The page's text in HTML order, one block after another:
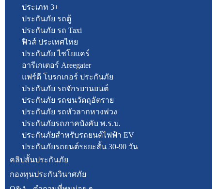
ประเภท 3+
ประกันภัย รถตู้
ประกันภัย รถ Taxi
ฟิวส์ ประเทศไทย
ประกันภัย ไชโยแคร์
อารีเกเตอร์ Areegater
แฟร์ดี โบรกเกอร์ ประกันภัย
ประกันภัย รถจักรยานยนต์
ประกันภัย รถขนวัตถุอัตราย
ประกันภัย รถหัวลากหางพ่วง
ประกันภัยรถภาคบังคับ พ.ร.บ.
ประกันภัยสำหรับรถยนต์ไฟฟ้า EV
ประกันภัยรถยนต์ระยะสั้น 30-90 วัน
คลิปสั้นประกันภัย
กองทุนประกันวินาศภัย